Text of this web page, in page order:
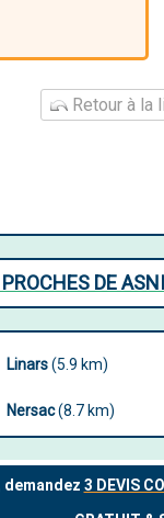
Retour à la
DE
Linars(5.9 km)
Nersac(8.7 km)